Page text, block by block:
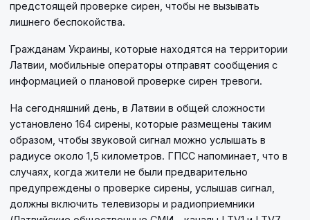
предстоящей проверке сирен, чтобы не вызывать
лишнего беспокойства.
Гражданам Украины, которые находятся на территории
Латвии, мобильные операторы отправят сообщения с
информацией о плановой проверке сирен тревоги.
На сегодняшний день, в Латвии в общей сложности
установлено 164 сирены, которые размещены таким
образом, чтобы звуковой сигнал можно услышать в
радиусе около 1,5 километров. ГПСС напоминает, что в
случаях, когда жители не были предварительно
предупреждены о проверке сирены, услышав сигнал,
должны включить телевизоры и радиоприемники